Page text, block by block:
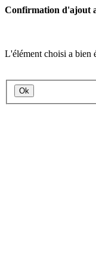
Confirmation d'ajout
L'élément choisi a bien